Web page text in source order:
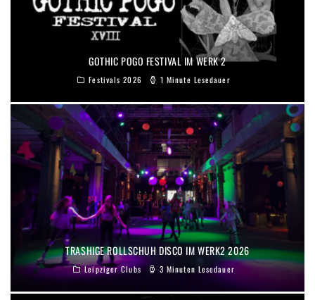
GOTHIC POGO FESTIVAL IM WERK 2
Festivals 2026 1 Minute Lesedauer
TRASHIGE ROLLSCHUH DISCO IM WERK2 2026
Leipziger Clubs 3 Minuten Lesedauer